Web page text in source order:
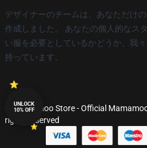
デザイナーのチームは、あなただけ
作成しました。 あなたの個人的なス
い服を必要としているかどうか、我
持っています。
© Mamamoo Store - Official
rights reserved
UNLOCK
10% OFF